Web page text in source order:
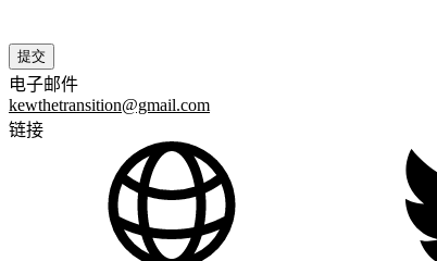
电子邮件
kewthetransition@gmail.com
链接